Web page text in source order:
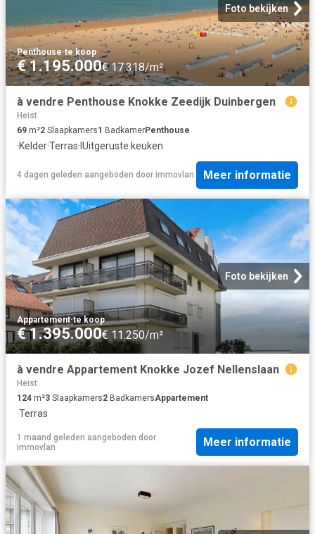
Foto bekijken
Penthouse·te koop
€ 1.195.000€ 17.318/m²
à vendre Penthouse Knokke Zeedijk Duinbergen
Heist
69 m²2 Slaapkamers1 BadkamerPenthouse
·Kelder·Terras· IUitgeruste keuken
4 dagen geleden aangeboden door immovlan Meer informatie
Foto bekijken
Appartement·te koop
€ 1.395.000€ 11.250/m²
à vendre Appartement Knokke Jozef Nellenslaan
Heist
124 m²3 Slaapkamers2 BadkamersAppartement
·Terras
1 maand geleden aangeboden door
immovlan
Meer informatie